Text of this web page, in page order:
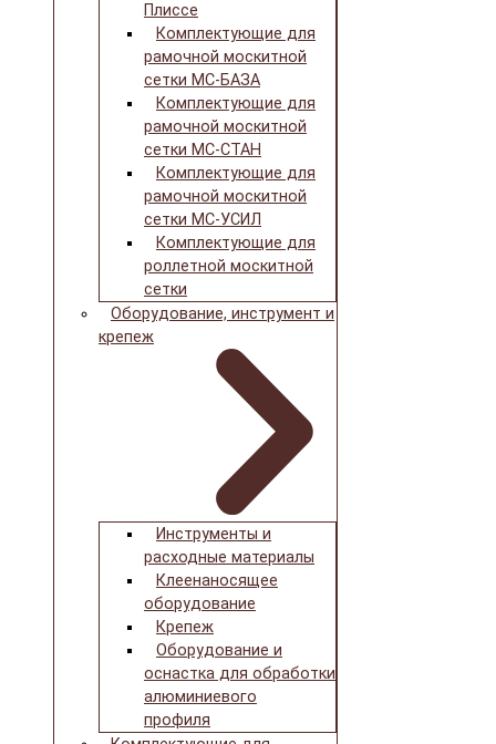
Плиссе
Комплектующие для
рамочной москитной
сетки МС-БАЗА
Комплектующие для
рамочной москитной
сетки МС-СТАН
Комплектующие для
рамочной москитной
сетки МС-УСИЛ
Комплектующие для
роллетной москитной
сетки
Оборудование, инструмент и
крепеж
Инструменты и
расходные материалы
Клеенаносящее
оборудование
Крепеж
Оборудование и
оснастка для обработки
алюминиевого
профиля